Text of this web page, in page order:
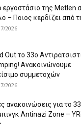
εργοστάσιο της Metlen
– Ποιος κερδίζει από
2026
Out το 33ο
Ανακοινώνουμε
συμμετοχών
2026
ανακοινώσεις για το
Antinazi Zone –